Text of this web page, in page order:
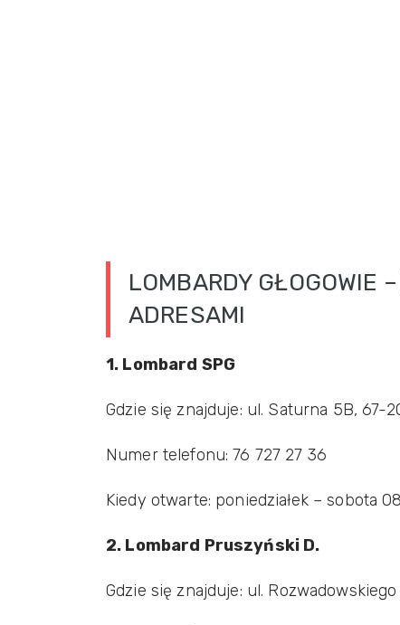
LOMBARDY GŁOGOWIE
ADRESAMI
1. Lombard SPG
Gdzie się znajduje: ul. Saturna 5B, 67-
Numer telefonu: 76 727 27 36
Kiedy otwarte: poniedziałek – sobota
2. Lombard Pruszyński D.
Gdzie się znajduje: ul.